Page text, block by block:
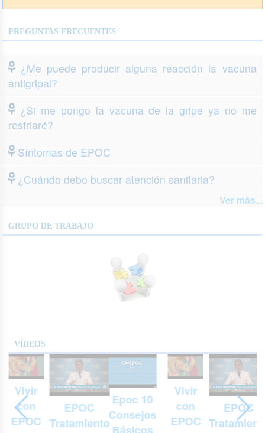
PREGUNTAS FRECUENTES
¿Me puede producir alguna reacción la vacuna
antigripal?
¿Si me pongo la vacuna de la gripe ya no me
resfriaré?
Síntomas de EPOC
¿Cuándo debo buscar atención sanitaria?
Ver más...
GRUPO DE TRABAJO
VÍDEOS
Vivir
con
EPOC
EPOC
Tratamiento
Epoc 10
Consejos
Básicos
Vivir
con
EPOC
EPOC